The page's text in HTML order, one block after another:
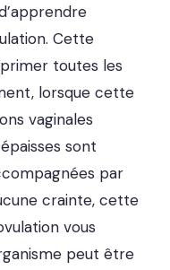
Cette
toutes les
lorsque cette
vaginales
sont
par
crainte, cette
vous
peut être